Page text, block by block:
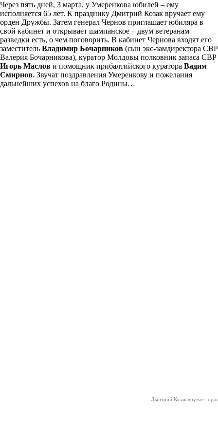
Через пять дней, 3 марта, у Умеренкова юбилей – ему
исполняется 65 лет. К празднику Дмитрий Козак вручает ему
орден Дружбы. Затем генерал Чернов приглашает юбиляра в
свой кабинет и открывает шампанское – двум ветеранам
разведки есть, о чем поговорить. В кабинет Чернова входят его
заместитель Владимир Бочарников (сын экс-замдиректора СВР
Валерия Бочарникова), куратор Молдовы полковник запаса СВР
Игорь Маслов и помощник прибалтийского куратора Вадим
Смирнов. Звучат поздравления Умеренкову и пожелания
дальнейших успехов на благо Родины…
Дмитрий Козак вручает